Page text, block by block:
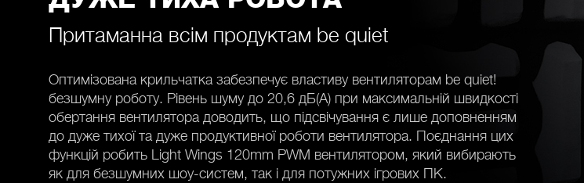
Притаманна всім продуктам be quiet
Оптимізована крильчатка забезпечує властиву вентиляторам be quiet!
безшумну роботу. Рівень шуму до 20,6 дБ(А) при максимальній швидкості
обертання вентилятора доводить, що підсвічування є лише доповненням
до дуже тихої та дуже продуктивної роботи вентилятора. Поєднання цих
функцій робить Light Wings 120mm PWM вентилятором, який вибирають
як для безшумних шоу-систем, так і для потужних ігрових ПК.